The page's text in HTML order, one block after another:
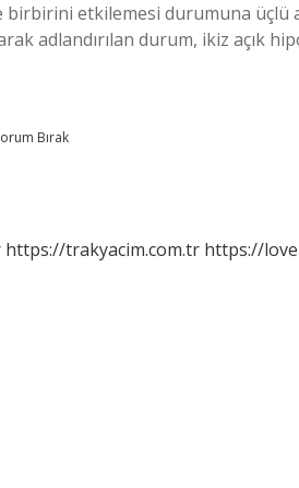
birbirini etkilemesi durumuna üçlü
adlandırılan durum, ikiz açık
Bırak
https://trakyacim.com.tr https://